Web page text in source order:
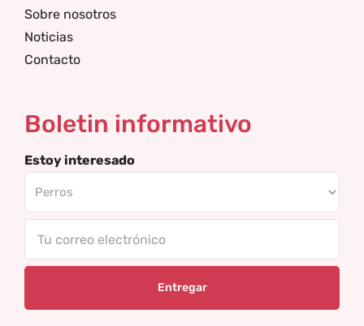
Sobre nosotros
Noticias
Contacto
Boletin informativo
Estoy interesado
electrónico